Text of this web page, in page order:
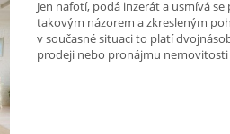
Jen nafotí, podá inzerát a usmívá
takovým názorem a zkresleným
v současné situaci to platí
prodeji nebo pronájmu